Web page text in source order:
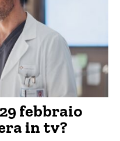
febbraio
in tv?